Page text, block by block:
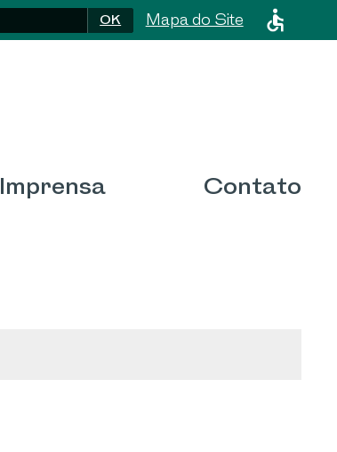
OK Mapa do Site
Imprensa Contato